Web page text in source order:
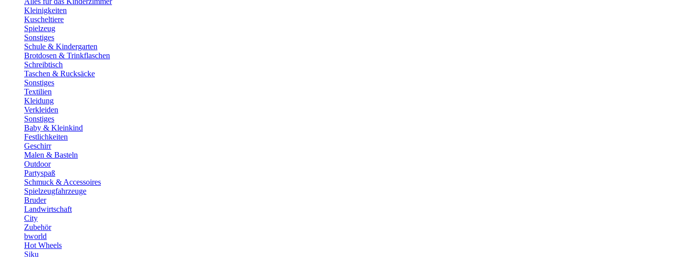
Kleinigkeiten
Kuscheltiere
Spielzeug
Sonstiges
Schule & Kindergarten
Brotdosen & Trinkflaschen
Schreibtisch
Taschen & Rucksäcke
Sonstiges
Textilien
Kleidung
Verkleiden
Sonstiges
Baby & Kleinkind
Festlichkeiten
Geschirr
Malen & Basteln
Outdoor
Partyspaß
Schmuck & Accessoires
Spielzeugfahrzeuge
Bruder
Landwirtschaft
City
Zubehör
bworld
Hot Wheels
Siku